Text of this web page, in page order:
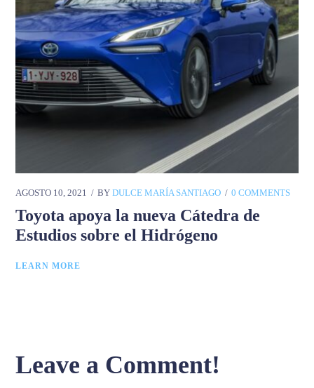
AGOSTO 10, 2021 BYDULCE MARÍA SANTIAGO 0 COMMENTS
Toyota apoya la nueva Cátedra de
Estudios sobre el Hidrógeno
LEARN MORE
Leave a Comment!